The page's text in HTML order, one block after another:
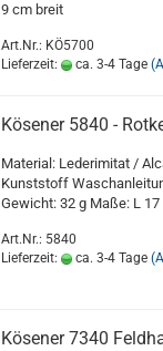
9 cm breit
Art.Nr.: KÖ5700
Lieferzeit:
ca. 3-4 Tage
Kösener 5840 -
Material: Lederimitat /
Kunststoff
Gewicht: 32 g Maße: L
Art.Nr.: 5840
Lieferzeit:
ca. 3-4 Tage
Kösener 7340